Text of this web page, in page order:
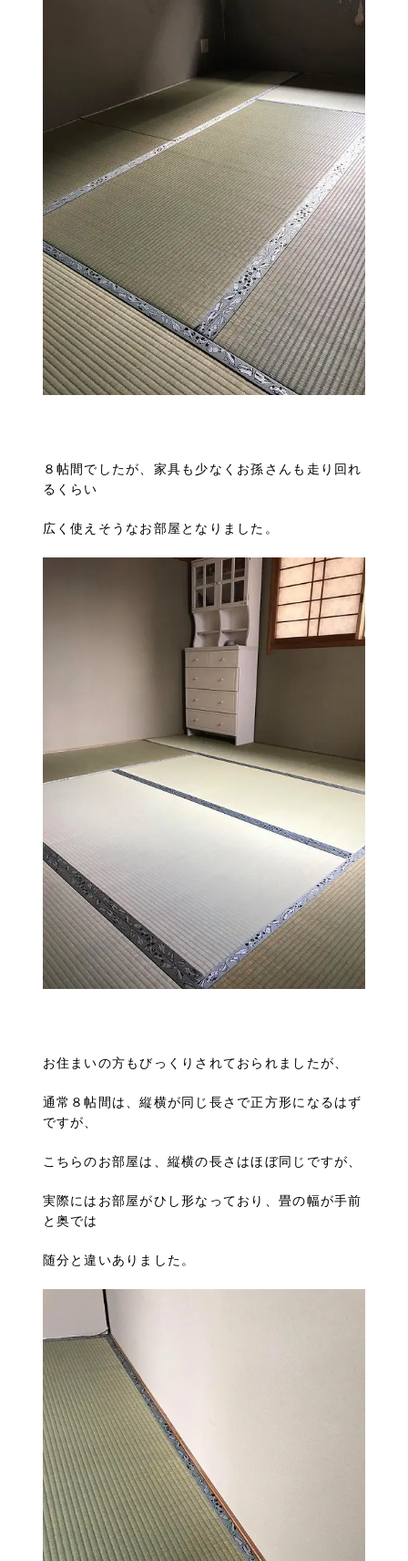
８帖間でしたが、家具も少なくお孫さんも走り回れ
るくらい
広く使えそうなお部屋となりました。
お住まいの方もびっくりされておられましたが、
通常８帖間は、縦横が同じ長さで正方形になるはず
ですが、
こちらのお部屋は、縦横の長さはほぼ同じですが、
実際にはお部屋がひし形なっており、畳の幅が手前
と奥では
随分と違いありました。